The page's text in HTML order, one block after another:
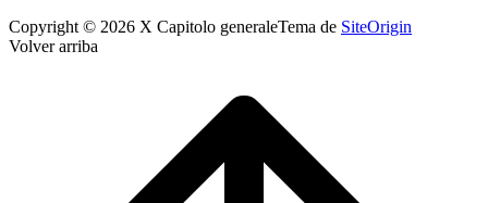
Copyright © 2026 X Capitolo generaleTema de SiteOrigin
Volver arriba